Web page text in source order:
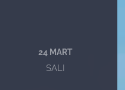
24 MART
SALI